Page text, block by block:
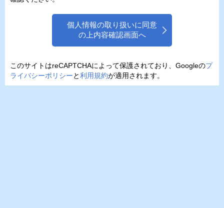
個人情報の取り扱いに同意
の上内容確認画面へ
このサイトはreCAPTCHAによって保護されており、Googleのプ
ライバシーポリシーと利用規約が適用されます。